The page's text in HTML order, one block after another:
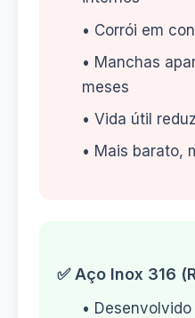
• Corrói em
• Manchas
meses
• Vida útil
• Mais barato,
✅ Aço Inox 316
•